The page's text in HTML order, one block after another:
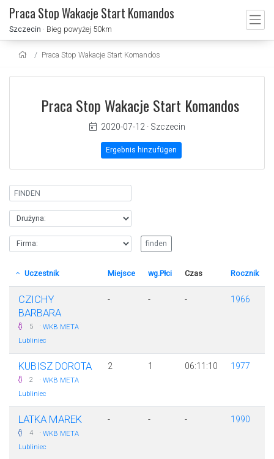
Praca Stop Wakacje Start Komandos
Szczecin · Bieg powyżej 50km
Praca Stop Wakacje Start Komandos
Praca Stop Wakacje Start Komandos
2020-07-12 · Szczecin
Ergebnis hinzufügen
Uczestnik Miejsce wg.Płci Czas Rocznik
CZICHY
BARBARA
5 · WKB META
Lubliniec
- - - 1966
KUBISZ DOROTA
2 · WKB META
Lubliniec
2 1 06:11:10 1977
LATKA MAREK
4 · WKB META
Lubliniec
- - - 1990